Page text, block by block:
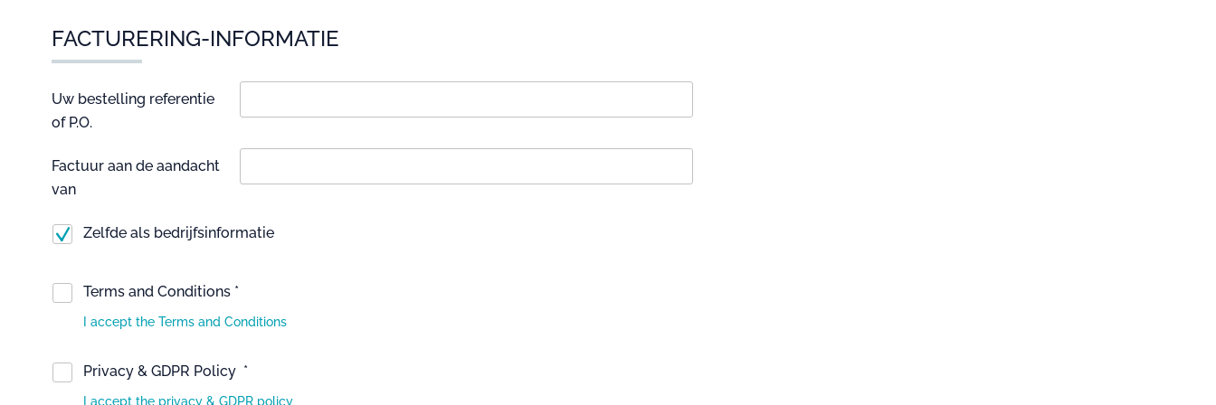
FACTURERING-INFORMATIE
Uw bestelling referentie
of P.O.
Factuur aan de aandacht
van
Zelfde als bedrijfsinformatie
Terms and Conditions *
I accept the Terms and Conditions
Privacy & GDPR Policy *
I accept the privacy & GDPR policy